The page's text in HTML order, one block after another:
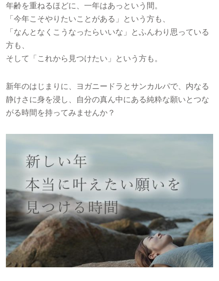
年齢を重ねるほどに、一年はあっという間。
「今年こそやりたいことがある」という方も、
「なんとなくこうなったらいいな」とふんわり思っている
方も、
そして「これから見つけたい」という方も。
新年のはじまりに、ヨガニードラとサンカルパで、内なる
静けさに身を浸し、自分の真ん中にある純粋な願いとつな
がる時間を持ってみませんか？